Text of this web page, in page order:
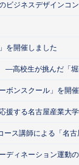
ビジネスデザインコ
を開催しました
―高校生が挑んだ「
ボンスクール」を開催
援する名古屋産業大
ース講師による「名
ディネーション運動の